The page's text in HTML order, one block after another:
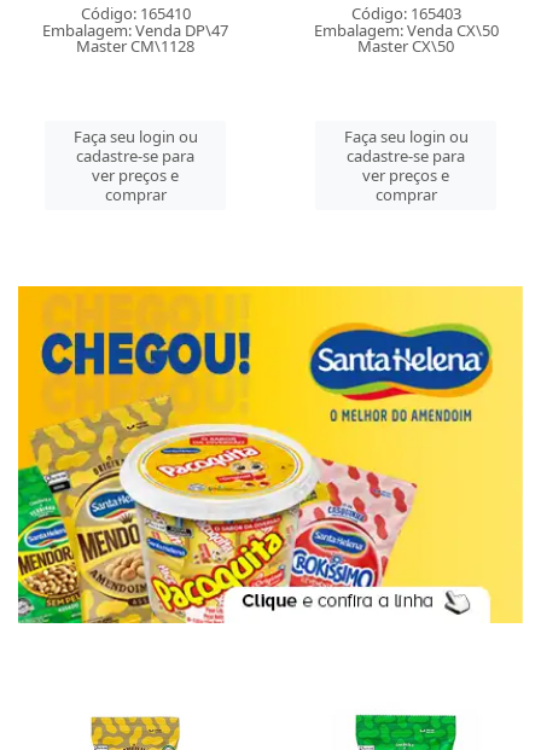
Código: 165410
Embalagem: Venda DP\47
Master CM\1128
Faça seu login ou
cadastre-se para
ver preços e
comprar
Código: 165403
Embalagem: Venda CX\50
Master CX\50
Faça seu login ou
cadastre-se para
ver preços e
comprar